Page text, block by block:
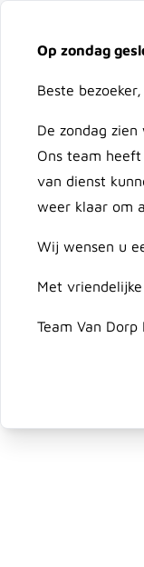
Op zondag
Beste bezoeker,
De zondag
Ons team
van dienst
weer klaar om
Wij wensen u
Met
Team Van Dorp
Ga naar de inhoud
Doorzoek de hele
Vuren